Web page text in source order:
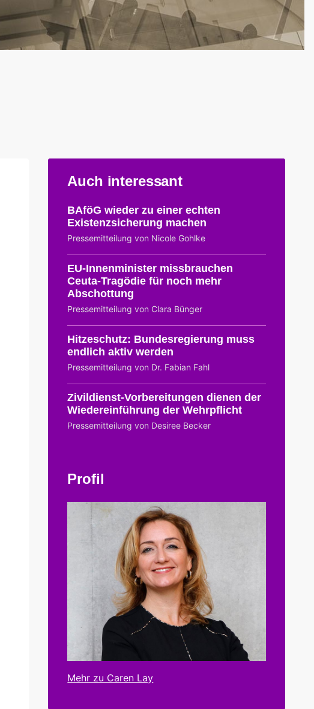
Auch interessant
BAföG wieder zu einer echten
Existenzsicherung machen
Pressemitteilung von Nicole Gohlke
EU-Innenminister missbrauchen
Ceuta-Tragödie für noch mehr
Abschottung
Pressemitteilung von Clara Bünger
Hitzeschutz: Bundesregierung muss
endlich aktiv werden
Pressemitteilung von Dr. Fabian Fahl
Zivildienst-Vorbereitungen dienen der
Wiedereinführung der Wehrpflicht
Pressemitteilung von Desiree Becker
Profil
Mehr zu Caren Lay